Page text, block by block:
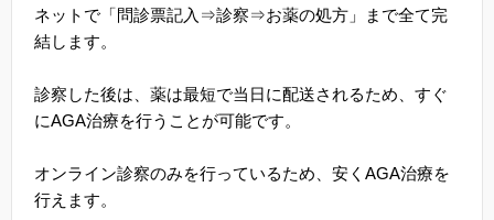
ネットで「問診票記入⇒診察⇒お薬の処方」まで全て完
結します。
診察した後は、薬は最短で当日に配送されるため、すぐ
にAGA治療を行うことが可能です。
オンライン診察のみを行っているため、安くAGA治療を
行えます。